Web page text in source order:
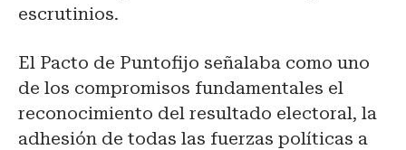
escrutinios.
El Pacto de Puntofijo señalaba como uno
de los compromisos fundamentales el
reconocimiento del resultado electoral, la
adhesión de todas las fuerzas políticas a